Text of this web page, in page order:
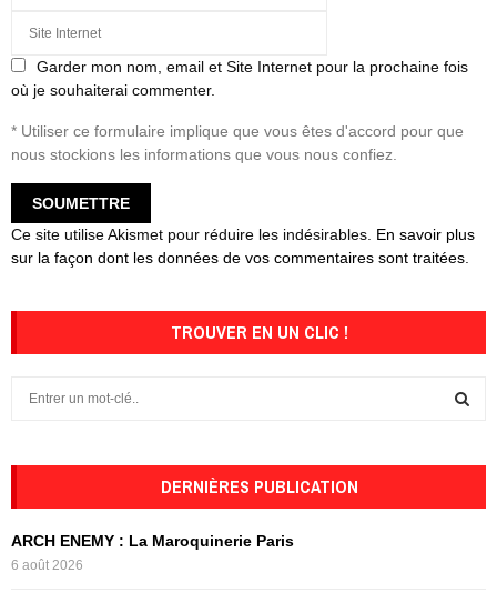
Garder mon nom, email et Site Internet pour la prochaine fois
où je souhaiterai commenter.
* Utiliser ce formulaire implique que vous êtes d'accord pour que
nous stockions les informations que vous nous confiez.
Ce site utilise Akismet pour réduire les indésirables. En savoir plus
sur la façon dont les données de vos commentaires sont traitées
TROUVER EN UN CLIC !
o
r
DERNIÈRES PUBLICATION
ARCH ENEMY : La Maroquinerie Paris
6 août 2026